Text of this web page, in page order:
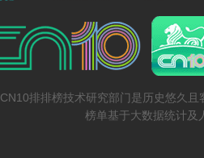
CN10排排榜技术研究部门是历史悠久
榜单基于大数据统计及